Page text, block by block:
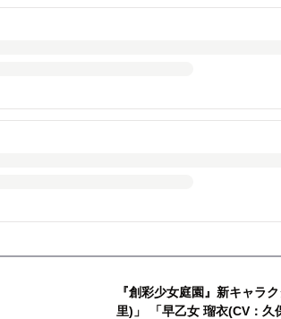
『創彩少女庭園』新キャラ
里)」 「早乙女 瑠衣(CV：